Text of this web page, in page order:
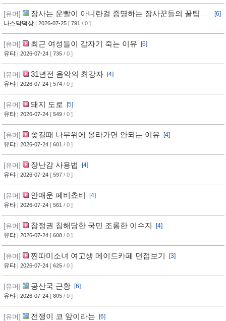
[유머]
장사는 운빨이 아니란걸 증명하는 장사꾼들의 꿀팁과
임기응변 수준 ㄷㄷ
[6]
나스닥떡상 | 2026-07-25 [ 791 / 0 ]
[유머] 최근 여성들이 갑자기 죽는 이유
[6]
유탸 | 2026-07-24 [ 735 / 0 ]
[유머] 31년전 음악의 최강자
[4]
유탸 | 2026-07-24 [ 574 / 0 ]
[유머] 돼지 도로
[5]
유탸 | 2026-07-24 [ 549 / 0 ]
[유머] 쫒길때 나무위에 올라가면 안되는 이유
[4]
유탸 | 2026-07-24 [ 601 / 0 ]
[유머] 장난감 사용법
[4]
유탸 | 2026-07-24 [ 597 / 0 ]
[유머] 안매운 페비쵸비
[4]
유탸 | 2026-07-24 [ 561 / 0 ]
[유머] 참정권 침해당한 국민 조롱한 이수지
[4]
유탸 | 2026-07-24 [ 608 / 0 ]
[유머] 찐따미소녀 여고생 메이드카페 면접보기
[3]
유탸 | 2026-07-24 [ 625 / 0 ]
[유머] 공산국 근황
[6]
유탸 | 2026-07-24 [ 805 / 0 ]
[유머] 전쟁이 코 앞이라는
[6]